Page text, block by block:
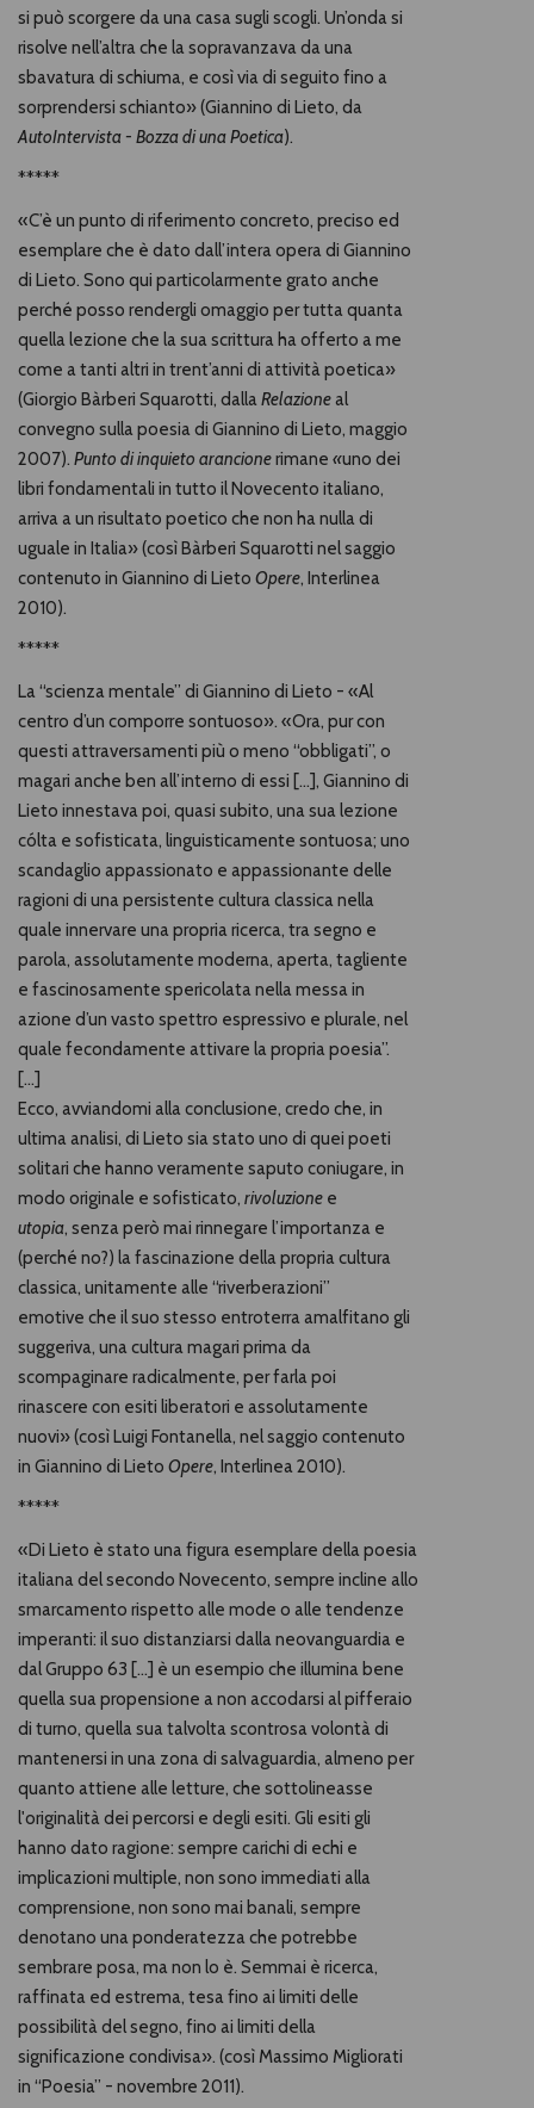
si può scorgere da una casa sugli scogli. Un’onda si
risolve nell’altra che la sopravanzava da una
sbavatura di schiuma, e così via di seguito fino a
sorprendersi schianto» (Giannino di Lieto, da
AutoIntervista - Bozza di una Poetica).
*****
«C’è un punto di riferimento concreto, preciso ed
esemplare che è dato dall’intera opera di Giannino
di Lieto. Sono qui particolarmente grato anche
perché posso rendergli omaggio per tutta quanta
quella lezione che la sua scrittura ha offerto a me
come a tanti altri in trent’anni di attività poetica»
(Giorgio Bàrberi Squarotti, dallaRelazioneal
convegno sulla poesia di Giannino di Lieto, maggio
2007). Punto di inquieto arancionerimane «uno dei
libri fondamentali in tutto il Novecento italiano,
arriva a un risultato poetico che non ha nulla di
uguale in Italia» (cosìBàrberi Squarotti nel saggio
contenuto in Giannino di Lieto Opere, Interlinea
2010).
*****
La “scienza mentale” di Giannino di Lieto - «Al
centro d’un comporre sontuoso». «Ora, pur con
questi attraversamenti più o meno “obbligati”, o
magari anche ben all’interno di essi […], Giannino di
Lieto innestava poi, quasi subito, una sua lezione
cólta e sofisticata, linguisticamente sontuosa; uno
scandaglio appassionato e appassionante delle
ragioni di una persistente cultura classica nella
quale innervare una propria ricerca, tra segno e
parola, assolutamente moderna, aperta, tagliente
e fascinosamente spericolata nella messa in
azione d’un vasto spettro espressivo e plurale, nel
quale fecondamente attivare la propria poesia”.
[…]
Ecco, avviandomi alla conclusione, credo che, in
ultima analisi, di Lieto sia stato uno di quei poeti
solitari che hanno veramente saputo coniugare, in
modo originale e sofisticato, rivoluzione e
utopia, senza però mai rinnegare l’importanza e
(perché no?) la fascinazione della propria cultura
classica, unitamente alle “riverberazioni”
emotive che il suo stesso entroterra amalfitano gli
suggeriva, una cultura magari prima da
scompaginare radicalmente, per farla poi
rinascere con esiti liberatori e assolutamente
nuovi» (così Luigi Fontanella, nel saggio contenuto
in Giannino di Lieto Opere, Interlinea 2010).
*****
«Di Lieto è stato una figura esemplare della poesia
italiana del secondo Novecento, sempre incline allo
smarcamento rispetto alle mode o alle tendenze
imperanti: il suo distanziarsi dalla neovanguardia e
dal Gruppo 63 […] è un esempio che illumina bene
quella sua propensione a non accodarsi al pifferaio
di turno, quella sua talvolta scontrosa volontà di
mantenersi in una zona di salvaguardia, almeno per
quanto attiene alle letture, che sottolineasse
l'originalità dei percorsi e degli esiti. Gli esiti gli
hanno dato ragione: sempre carichi di echi e
implicazioni multiple, non sono immediati alla
comprensione, non sono mai banali, sempre
denotano una ponderatezza che potrebbe
sembrare posa, ma non lo è. Semmai è ricerca,
raffinata ed estrema, tesa fino ai limiti delle
possibilità del segno, fino ai limiti della
significazione condivisa». (così Massimo Migliorati
in “Poesia” - novembre 2011).